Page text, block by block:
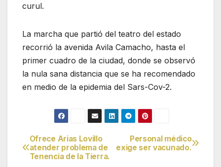
curul.
La marcha que partió del teatro del estado
recorrió la avenida Avila Camacho, hasta el
primer cuadro de la ciudad, donde se observó
la nula sana distancia que se ha recomendado
en medio de la epidemia del Sars-Cov-2.
Navegación
Personal médico
exige ser vacunado.
Ofrece Arias Lovillo
atender problema de
Tenencia de la Tierra.